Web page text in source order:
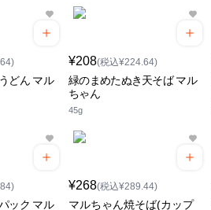
どん マル
¥208(税込¥224.64)
緑のまめたぬき天そば マル
ちゃん
45g
ック マル
¥268(税込¥289.44)
マルちゃん焼そば(カップ